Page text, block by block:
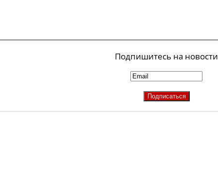
Подпишитесь на новости